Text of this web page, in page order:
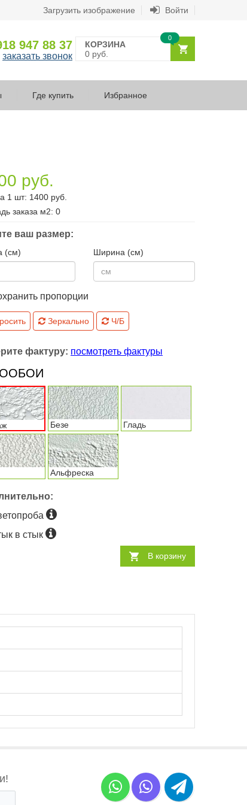
Загрузить изображение Войти
947 88 37
заказать звонок
КОРЗИНА
0 руб.
0
Где купить Избранное
руб.
1 шт: 1400 руб.
заказа м2: 0
ваш размер:
(см) Ширина (см)
пропорции
Зеркально Ч/Б
фактуру: посмотреть фактуры
Безе Гладь
Альфреска
в стык
В корзину